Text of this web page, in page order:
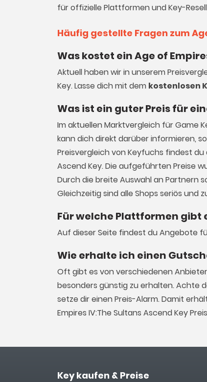
für offizielle Plattformen und Key-
Häufig gestellte Fragen zum
Was kostet ein Age of
Aktuell haben wir in unserem
Key. Lasse dich mit dem kostenlosen
Was ist ein guter Preis für
Im aktuellen Marktvergleich fürGame
kann dich direkt darüber informieren,
Preisvergleich von Keyfuchs findest
Ascend Key. Die aufgeführten Preise
Durch die breite Auswahl an Partnern
Gleichzeitig sind alle Shops seriös und
Für welche Plattformen gibt
Auf dieser Seite findest du Angebote
Wie erhalte ich einen
Oft gibt es von verschiedenen
besonders günstig zu erhalten. Achte
setze dir einen Preis-Alarm. Damit
Empires IV:The Sultans Ascend Key
Key kaufen & Preise